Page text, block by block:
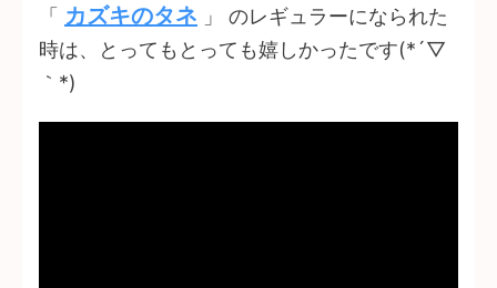
「 カズキのタネ 」 のレギュラーになられた
時は、とってもとっても嬉しかったです(*´▽
｀*)